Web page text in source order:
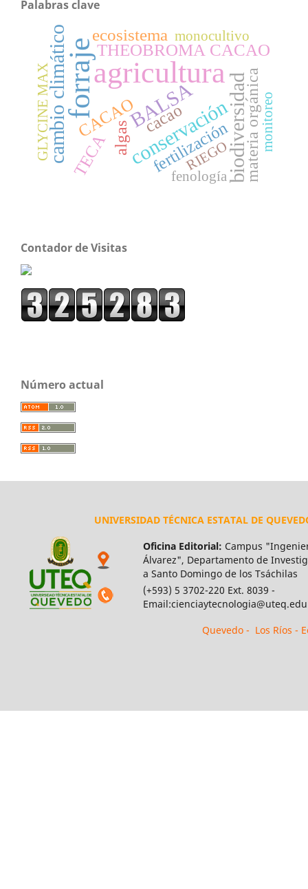
Palabras clave
agricultura
forraje biodiversidad
BALSA
cambio climático conservación
algas
THEOBROMA CACAO
ecosistema
CACAO materia orgánica
fertilización
TECA
cacao
fenología
RIEGO
monocultivo
GLYCINE MAX monitoreo
Contador de Visitas
Número actual
UNIVERSIDAD TÉCNICA ESTATAL DE
Oficina Editorial: Campus
Álvarez", Departamento de
a Santo Domingo de los Tsáchilas
(+593) 5 3702-220 Ext. 8039 -
Quevedo - Los Ríos -